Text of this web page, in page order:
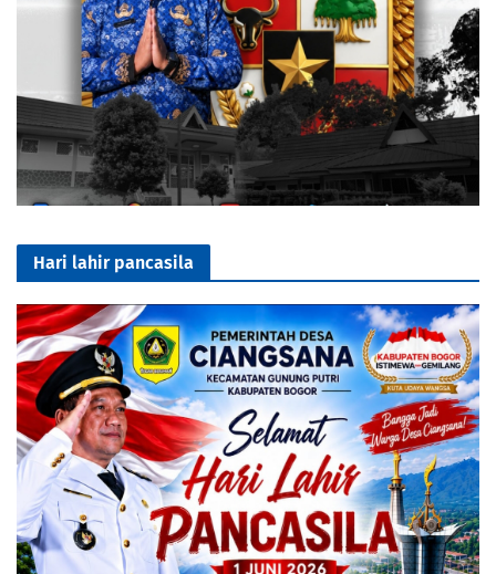
Hari lahir pancasila